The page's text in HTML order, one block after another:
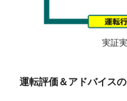
実証
運転評価＆アドバイス